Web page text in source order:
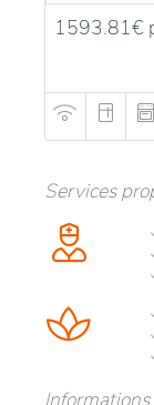
1593.81€
Services